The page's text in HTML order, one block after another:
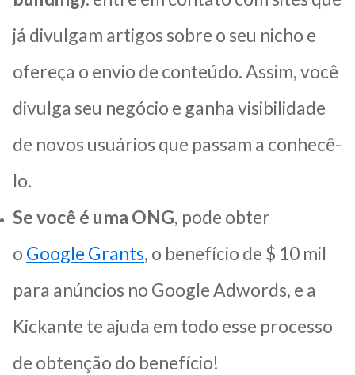
já divulgam artigos sobre o seu nicho e
ofereça o envio de conteúdo. Assim, você
divulga seu negócio e ganha visibilidade
de novos usuários que passam a conhecê-
lo.
Se você é uma ONG, pode obter
o Google Grants, o benefício de $ 10 mil
para anúncios no Google Adwords, e a
Kickante te ajuda em todo esse processo
de obtenção do benefício!